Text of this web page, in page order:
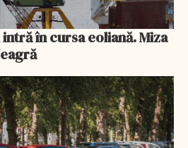
în cursa eoliană. Miza